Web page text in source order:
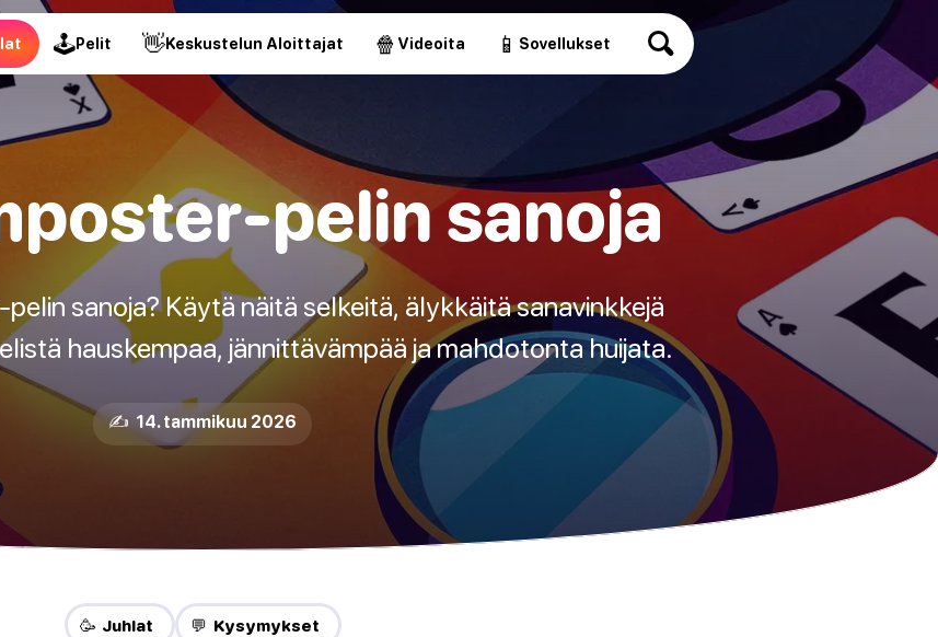
🕹Pelit 👋Keskustelun Aloittajat 🍿 Videoita 📱 Sovellukset
pelin sanoja
sanoja? Käytä näitä selkeitä, älykkäitä sanavinkkejä
hauskempaa, jännittävämpää ja mahdotonta huijata.
✍️ 14. tammikuu 2026
🥳 Juhlat 💬 Kysymykset